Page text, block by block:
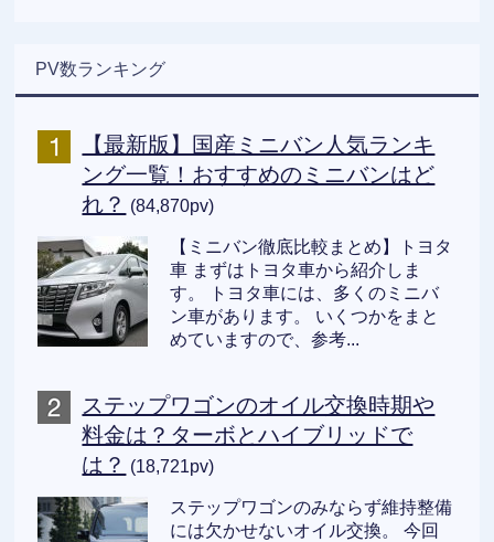
PV数ランキング
【最新版】国産ミニバン人気ランキ
ング一覧！おすすめのミニバンはど
れ？ (84,870pv)
【ミニバン徹底比較まとめ】トヨタ
車 まずはトヨタ車から紹介しま
す。 トヨタ車には、多くのミニバ
ン車があります。 いくつかをまと
めていますので、参考...
ステップワゴンのオイル交換時期や
料金は？ターボとハイブリッドで
は？ (18,721pv)
ステップワゴンのみならず維持整備
には欠かせないオイル交換。 今回